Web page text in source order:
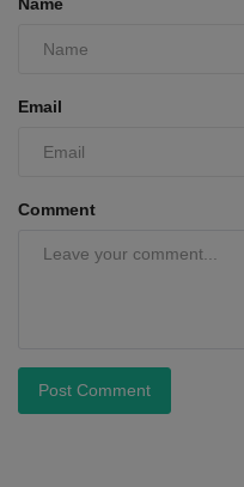
Name
Email
Comment
Post Comment